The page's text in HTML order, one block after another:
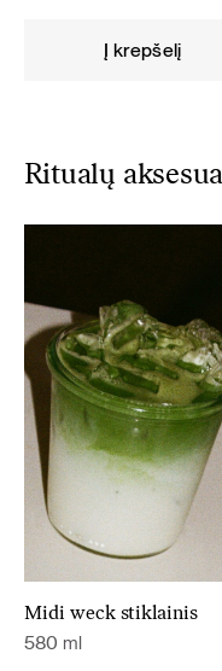
Į krepšelį
Ritualų
Midi weck stiklainis
580 ml